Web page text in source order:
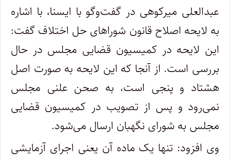
عبدالعلی میرکوهی در گفت‌وگو با ایسنا، با اشاره
به لایحه اصلاح قانون شوراهای حل اختلاف گفت:
این لایحه در کمیسیون قضایی مجلس در حال
بررسی است. از آنجا که این لایحه به صورت اصل
هشتاد و پنجی است، به صحن علنی مجلس
نمی‌رود و پس از تصویب در کمیسیون قضایی
مجلس به شورای نگهبان ارسال می‌شود.
وی افزود: تنها یک ماده آن یعنی اجرای آزمایشی